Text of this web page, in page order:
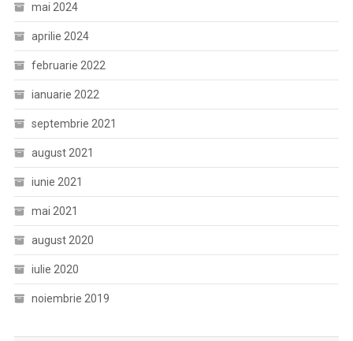
mai 2024
aprilie 2024
februarie 2022
ianuarie 2022
septembrie 2021
august 2021
iunie 2021
mai 2021
august 2020
iulie 2020
noiembrie 2019